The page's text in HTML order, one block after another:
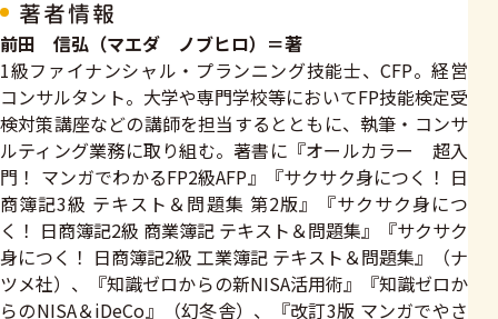
著者情報
前田 信弘（マエダ ノブヒロ）＝著
1級ファイナンシャル・プランニング技能士、CFP。経営
コンサルタント。大学や専門学校等においてFP技能検定受
検対策講座などの講師を担当するとともに、執筆・コンサ
ルティング業務に取り組む。著書に『オールカラー 超入
門！ マンガでわかるFP2級AFP』『サクサク身につく！ 日
商簿記3級 テキスト＆問題集 第2版』『サクサク身につ
く！ 日商簿記2級 商業簿記 テキスト＆問題集』『サクサク
身につく！ 日商簿記2級 工業簿記 テキスト＆問題集』（ナ
ツメ社）、『知識ゼロからの新NISA活用術』『知識ゼロか
らのNISA＆iDeCo』（幻冬舎）、『改訂3版 マンガでやさ